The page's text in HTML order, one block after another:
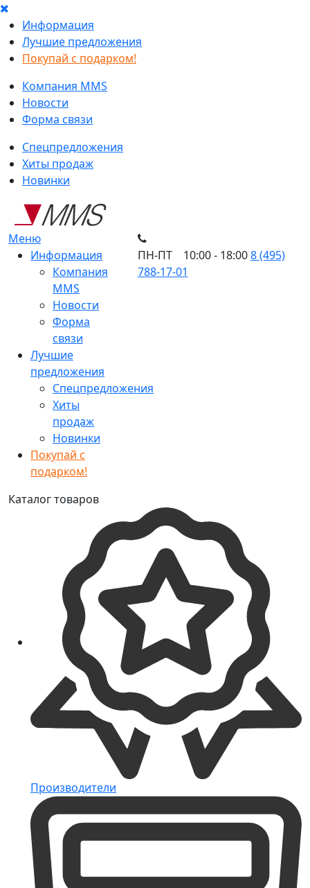
Информация
Лучшие предложения
Покупай с подарком!
Компания MMS
Новости
Форма связи
Спецпредложения
Хиты продаж
Новинки
Меню
Информация
Компания
MMS
Новости
Форма
связи
Лучшие
предложения
Спецпредложения
Хиты
продаж
Новинки
Покупай с
подарком!
ПН-ПТ 10:00 - 18:008 (495)
788-17-01
Каталог товаров
Производители